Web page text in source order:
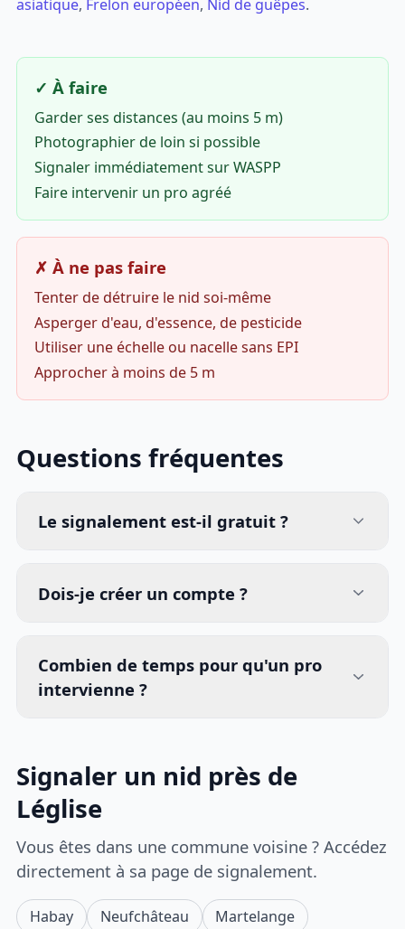
asiatique, Frelon européen, Nid de guêpes.
✓ À faire
Garder ses distances (au moins 5 m)
Photographier de loin si possible
Signaler immédiatement sur WASPP
Faire intervenir un pro agréé
✗ À ne pas faire
Tenter de détruire le nid soi-même
Asperger d'eau, d'essence, de pesticide
Utiliser une échelle ou nacelle sans EPI
Approcher à moins de 5 m
Questions fréquentes
Le signalement est-il gratuit ?
Dois-je créer un compte ?
Combien de temps pour qu'un pro
intervienne ?
Signaler un nid près de
Léglise
Vous êtes dans une commune voisine ? Accédez
directement à sa page de signalement.
Habay Neufchâteau
Martelange